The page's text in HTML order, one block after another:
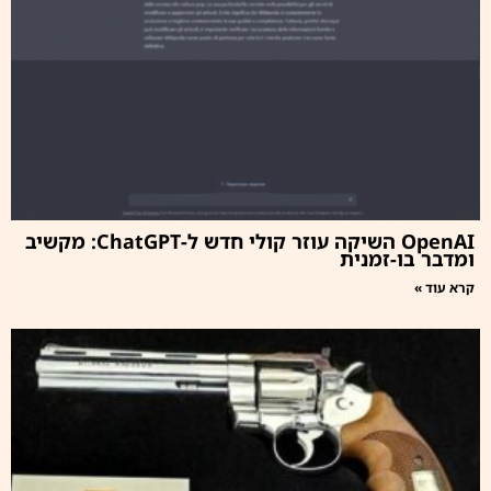
OpenAI השיקה עוזר קולי חדש ל-ChatGPT: מקשיב
ומדבר בו-זמנית
קרא עוד »